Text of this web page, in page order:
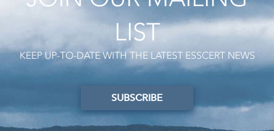
LIST
KEEP UP-TO-DATE WITH THE LATEST ESSCERT NEWS
SUBSCRIBE